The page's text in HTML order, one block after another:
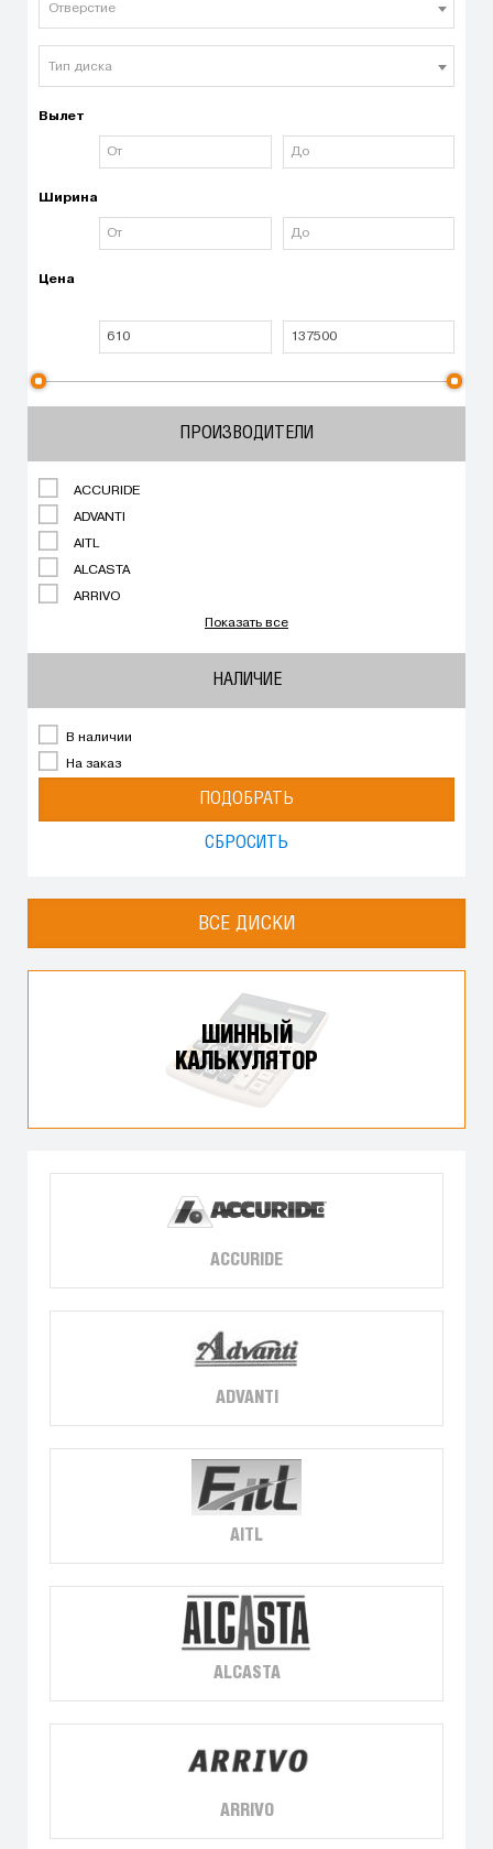
Отверстие
Тип диска
Вылет
Ширина
Цена
ПРОИЗВОДИТЕЛИ
ACCURIDE
ADVANTI
AITL
ALCASTA
ARRIVO
Показать все
НАЛИЧИЕ
В наличии
На заказ
ПОДОБРАТЬ
СБРОСИТЬ
ВСЕ ДИСКИ
ШИННЫЙ
КАЛЬКУЛЯТОР
ACCURIDE
ADVANTI
AITL
ALCASTA
ARRIVO